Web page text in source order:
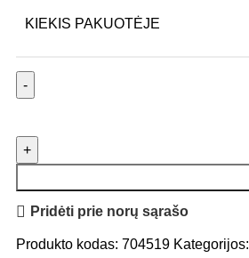
KIEKIS PAKUOTĖJE
Pridėti prie norų sąrašo
Produkto kodas: 704519 Kategorijos: